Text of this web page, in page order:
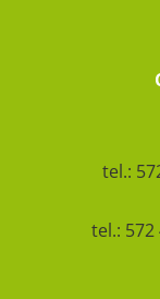
tel.:
tel.: 572